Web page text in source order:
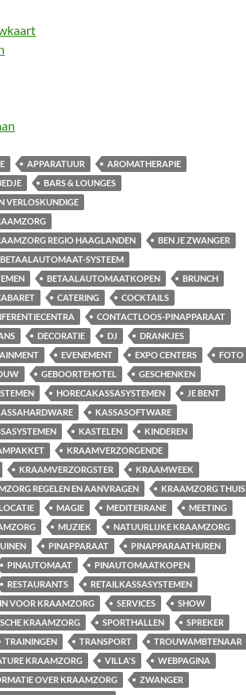
APPARATUUR
AROMATHERAPIE
BARS & LOUNGES
VERLOSKUNDIGE
REGIO HAAGLANDEN
BEN JE ZWANGER
BETAALAUTOMAAT-SYSTEEM
BETAALAUTOMAATKOPEN
BRUNCH
CATERING
COCKTAILS
CONTACTLOOS-PINAPPARAAT
DECORATIE DJ
DRANKJES
EVENEMENT EXPO CENTERS
FOTO
GEBOORTEHOTEL
GESCHENKEN
HORECAKASSASYSTEMEN
JE BENT
KASSASOFTWARE
KASTELEN
KINDEREN
KRAAMVERZORGENDE
KRAAMVERZORGSTER
KRAAMWEEK
REGELEN EN AANVRAGEN
KRAAMZORG THUIS
MAGIE MEDITERRANE
MEETING
MUZIEK
NATUURLIJKE KRAAMZORG
PINAPPARAAT
PINAPPARAATHUREN
PINAUTOMAAT
PINAUTOMAATKOPEN
RESTAURANTS
RETAILKASSASYSTEMEN
IN VOOR KRAAMZORG SERVICES
SHOW
KRAAMZORG SPORTHALLEN
SPREKER
TRAININGEN TRANSPORT
TROUWAMBTENAAR
KRAAMZORG VILLA'S
WEBPAGINA
OVER KRAAMZORG
ZWANGER